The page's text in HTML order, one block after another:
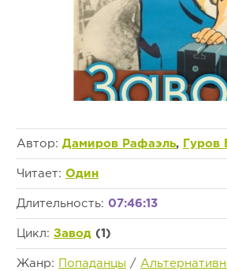
Автор: Дамиров Рафаэль, Гуров
Читает: Один
Длительность: 07:46:13
Цикл: Завод (1)
Жанр: Попаданцы /